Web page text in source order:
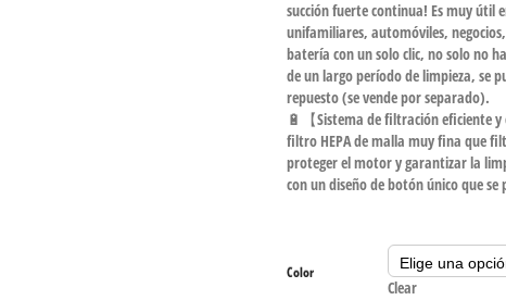
succión fuerte continua! Es muy útil
unifamiliares, automóviles,
batería con un solo clic, no solo no
de un largo período de limpieza, se
repuesto (se vende por separado).
🔋【Sistema de filtración eficiente
filtro HEPA de malla muy fina que
proteger el motor y garantizar la
con un diseño de botón único que
Color
Clear